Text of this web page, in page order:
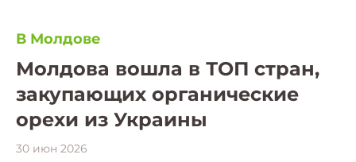
В Молдове
Молдова вошла в ТОП стран,
закупающих органические
орехи из Украины
30 июн 2026